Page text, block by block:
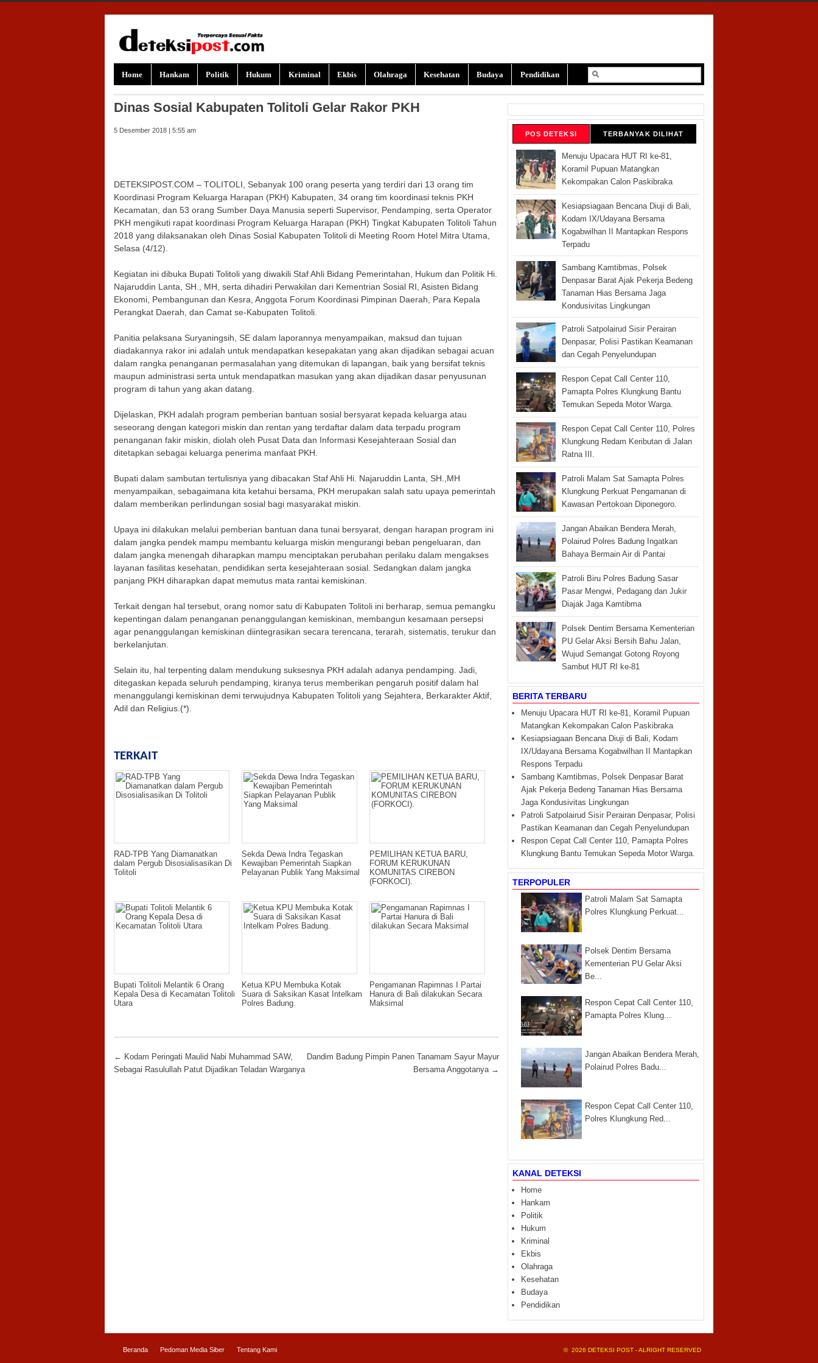
Home Hankam Politik Hukum Kriminal Ekbis Olahraga Kesehatan Budaya Pendidikan
Dinas Sosial Kabupaten Tolitoli Gelar Rakor PKH
5 Desember 2018 | 5:55 am
DETEKSIPOST.COM – TOLITOLI, Sebanyak 100 orang peserta yang terdiri dari 13 orang tim
Koordinasi Program Keluarga Harapan (PKH) Kabupaten, 34 orang tim koordinasi teknis PKH
Kecamatan, dan 53 orang Sumber Daya Manusia seperti Supervisor, Pendamping, serta Operator
PKH mengikuti rapat koordinasi Program Keluarga Harapan (PKH) Tingkat Kabupaten Tolitoli Tahun
2018 yang dilaksanakan oleh Dinas Sosial Kabupaten Tolitoli di Meeting Room Hotel Mitra Utama,
Selasa (4/12).
Kegiatan ini dibuka Bupati Tolitoli yang diwakili Staf Ahli Bidang Pemerintahan, Hukum dan Politik Hi.
Najaruddin Lanta, SH., MH, serta dihadiri Perwakilan dari Kementrian Sosial RI, Asisten Bidang
Ekonomi, Pembangunan dan Kesra, Anggota Forum Koordinasi Pimpinan Daerah, Para Kepala
Perangkat Daerah, dan Camat se-Kabupaten Tolitoli.
Panitia pelaksana Suryaningsih, SE dalam laporannya menyampaikan, maksud dan tujuan
diadakannya rakor ini adalah untuk mendapatkan kesepakatan yang akan dijadikan sebagai acuan
dalam rangka penanganan permasalahan yang ditemukan di lapangan, baik yang bersifat teknis
maupun administrasi serta untuk mendapatkan masukan yang akan dijadikan dasar penyusunan
program di tahun yang akan datang.
Dijelaskan, PKH adalah program pemberian bantuan sosial bersyarat kepada keluarga atau
seseorang dengan kategori miskin dan rentan yang terdaftar dalam data terpadu program
penanganan fakir miskin, diolah oleh Pusat Data dan Informasi Kesejahteraan Sosial dan
ditetapkan sebagai keluarga penerima manfaat PKH.
Bupati dalam sambutan tertulisnya yang dibacakan Staf Ahli Hi. Najaruddin Lanta, SH.,MH
menyampaikan, sebagaimana kita ketahui bersama, PKH merupakan salah satu upaya pemerintah
dalam memberikan perlindungan sosial bagi masyarakat miskin.
Upaya ini dilakukan melalui pemberian bantuan dana tunai bersyarat, dengan harapan program ini
dalam jangka pendek mampu membantu keluarga miskin mengurangi beban pengeluaran, dan
dalam jangka menengah diharapkan mampu menciptakan perubahan perilaku dalam mengakses
layanan fasilitas kesehatan, pendidikan serta kesejahteraan sosial. Sedangkan dalam jangka
panjang PKH diharapkan dapat memutus mata rantai kemiskinan.
Terkait dengan hal tersebut, orang nomor satu di Kabupaten Tolitoli ini berharap, semua pemangku
kepentingan dalam penanganan penanggulangan kemiskinan, membangun kesamaan persepsi
agar penanggulangan kemiskinan diintegrasikan secara terencana, terarah, sistematis, terukur dan
berkelanjutan.
Selain itu, hal terpenting dalam mendukung suksesnya PKH adalah adanya pendamping. Jadi,
ditegaskan kepada seluruh pendamping, kiranya terus memberikan pengaruh positif dalam hal
menanggulangi kemiskinan demi terwujudnya Kabupaten Tolitoli yang Sejahtera, Berkarakter Aktif,
Adil dan Religius.(*).
TERKAIT
RAD-TPB Yang Diamanatkan
dalam Pergub Disosialisasikan Di
Tolitoli
Sekda Dewa Indra Tegaskan
Kewajiban Pemerintah Siapkan
Pelayanan Publik Yang Maksimal
PEMILIHAN KETUA BARU,
FORUM KERUKUNAN
KOMUNITAS CIREBON
(FORKOCI).
Bupati Tolitoli Melantik 6 Orang
Kepala Desa di Kecamatan Tolitoli
Utara
Ketua KPU Membuka Kotak
Suara di Saksikan Kasat Intelkam
Polres Badung.
Pengamanan Rapimnas I Partai
Hanura di Bali dilakukan Secara
Maksimal
Post navigation
← Kodam Peringati Maulid Nabi Muhammad SAW,
Sebagai Rasulullah Patut Dijadikan Teladan Warganya
Dandim Badung Pimpin Panen Tanamam Sayur Mayur
Bersama Anggotanya →
POS DETEKSI TERBANYAK DILIHAT
Menuju Upacara HUT RI ke-81,
Koramil Pupuan Matangkan
Kekompakan Calon Paskibraka
Kesiapsiagaan Bencana Diuji di Bali,
Kodam IX/Udayana Bersama
Kogabwilhan II Mantapkan Respons
Terpadu
Sambang Kamtibmas, Polsek
Denpasar Barat Ajak Pekerja Bedeng
Tanaman Hias Bersama Jaga
Kondusivitas Lingkungan
Patroli Satpolairud Sisir Perairan
Denpasar, Polisi Pastikan Keamanan
dan Cegah Penyelundupan
Respon Cepat Call Center 110,
Pamapta Polres Klungkung Bantu
Temukan Sepeda Motor Warga.
Respon Cepat Call Center 110, Polres
Klungkung Redam Keributan di Jalan
Ratna III.
Patroli Malam Sat Samapta Polres
Klungkung Perkuat Pengamanan di
Kawasan Pertokoan Diponegoro.
Jangan Abaikan Bendera Merah,
Polairud Polres Badung Ingatkan
Bahaya Bermain Air di Pantai
Patroli Biru Polres Badung Sasar
Pasar Mengwi, Pedagang dan Jukir
Diajak Jaga Kamtibma
Polsek Dentim Bersama Kementerian
PU Gelar Aksi Bersih Bahu Jalan,
Wujud Semangat Gotong Royong
Sambut HUT RI ke-81
BERITA TERBARU
Menuju Upacara HUT RI ke-81, Koramil Pupuan
Matangkan Kekompakan Calon Paskibraka
Kesiapsiagaan Bencana Diuji di Bali, Kodam
IX/Udayana Bersama Kogabwilhan II Mantapkan
Respons Terpadu
Sambang Kamtibmas, Polsek Denpasar Barat
Ajak Pekerja Bedeng Tanaman Hias Bersama
Jaga Kondusivitas Lingkungan
Patroli Satpolairud Sisir Perairan Denpasar, Polisi
Pastikan Keamanan dan Cegah Penyelundupan
Respon Cepat Call Center 110, Pamapta Polres
Klungkung Bantu Temukan Sepeda Motor Warga.
TERPOPULER
Patroli Malam Sat Samapta
Polres Klungkung Perkuat...
Polsek Dentim Bersama
Kementerian PU Gelar Aksi
Be...
Respon Cepat Call Center 110,
Pamapta Polres Klung...
Jangan Abaikan Bendera Merah,
Polairud Polres Badu...
Respon Cepat Call Center 110,
Polres Klungkung Red...
KANAL DETEKSI
Home
Hankam
Politik
Hukum
Kriminal
Ekbis
Olahraga
Kesehatan
Budaya
Pendidikan
Beranda Pedoman Media Siber Tentang Kami © 2026 DETEKSI POST - ALRIGHT RESERVED